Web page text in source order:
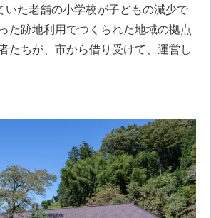
いた老舗の小学校が子どもの減少で
た跡地利用でつくられた地域の拠点
たちが、市から借り受けて、運営し